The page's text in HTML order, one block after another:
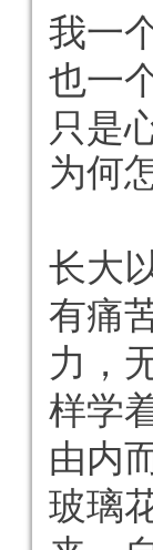
我一
也一
只是
为何
长大
有痛
力，
样学
由内
玻璃